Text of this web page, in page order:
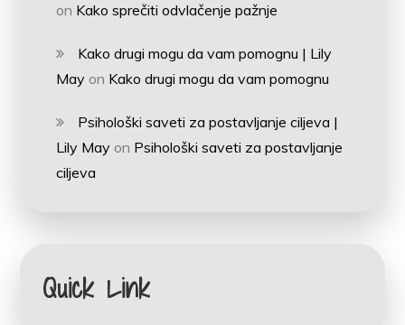
on Kako sprečiti odvlačenje pažnje
Kako drugi mogu da vam pomognu | Lily
May on Kako drugi mogu da vam pomognu
Psihološki saveti za postavljanje ciljeva |
Lily May on Psihološki saveti za postavljanje
ciljeva
Quick Link